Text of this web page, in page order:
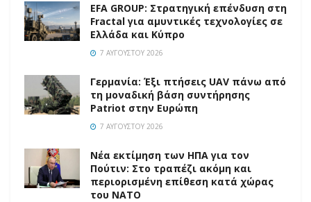
EFA GROUP: Στρατηγική επένδυση στη
Fractal για αμυντικές τεχνολογίες σε
Ελλάδα και Κύπρο
7 ΑΥΓΟΎΣΤΟΥ 2026
Γερμανία: Έξι πτήσεις UAV πάνω από
τη μοναδική βάση συντήρησης
Patriot στην Ευρώπη
7 ΑΥΓΟΎΣΤΟΥ 2026
Νέα εκτίμηση των ΗΠΑ για τον
Πούτιν: Στο τραπέζι ακόμη και
περιορισμένη επίθεση κατά χώρας
του ΝΑΤΟ